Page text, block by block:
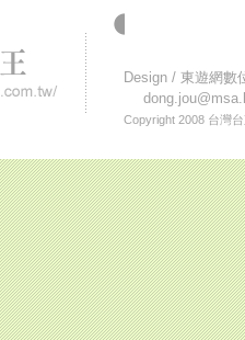
Design /東遊網數
Copyright 2008 台灣